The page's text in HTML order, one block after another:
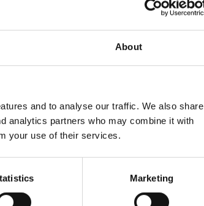
About
and to analyse our traffic. We also share
analytics partners who may combine it with
your use of their services.
Marketing